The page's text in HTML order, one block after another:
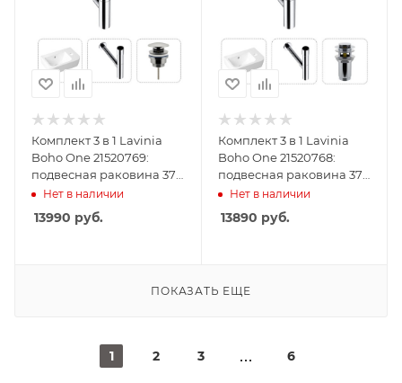
Комплект 3 в 1 Lavinia
Boho One 21520769:
подвесная раковина 37
см, металлический
сифон, донный клапан
Нет в наличии
13990 руб.
Комплект 3 в 1 Lavinia
Boho One 21520768:
подвесная раковина 37
см, металлический
сифон, донный клапан
Нет в наличии
13890 руб.
ПОКАЗАТЬ ЕЩЕ
1 2 3 6